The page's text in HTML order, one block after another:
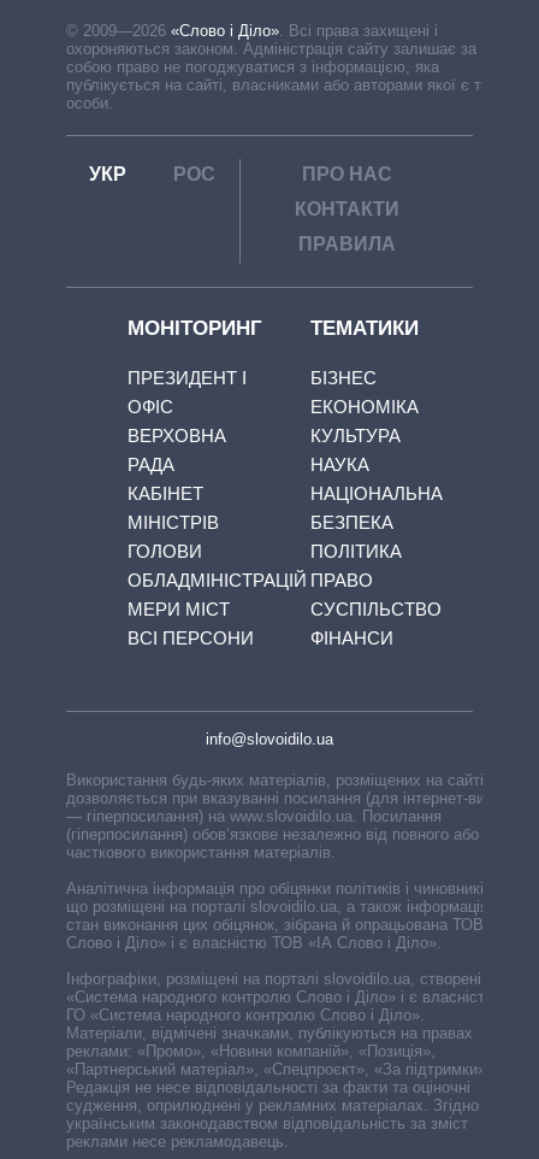
© 2009—2026 «Слово і Діло»
Всі права захищені і
охороняються законом. Адміністрація сайту залишає за
собою право не погоджуватися з інформацією, яка
публікується на сайті, власниками або авторами якої є треті
особи.
УКР РОС
ПРО НАС
КОНТАКТИ
ПРАВИЛА
МОНІТОРИНГ
ПРЕЗИДЕНТ І
ОФІС
ВЕРХОВНА
РАДА
КАБІНЕТ
МІНІСТРІВ
ГОЛОВИ
ОБЛАДМІНІСТРАЦІЙ
МЕРИ МІСТ
ВСІ ПЕРСОНИ
ТЕМАТИКИ
БІЗНЕС
ЕКОНОМІКА
КУЛЬТУРА
НАУКА
НАЦІОНАЛЬНА
БЕЗПЕКА
ПОЛІТИКА
ПРАВО
СУСПІЛЬСТВО
ФІНАНСИ
info@slovoidilo.ua
Використання будь-яких матеріалів, розміщених на сайті,
дозволяється при вказуванні посилання (для інтернет-видань
— гіперпосилання) на www.slovoidilo.ua. Посилання
(гіперпосилання) обов’язкове незалежно від повного або
часткового використання матеріалів.
Аналітична інформація про обіцянки політиків і чиновників,
що розміщені на порталі slovoidilo.ua, а також інформація про
стан виконання цих обіцянок, зібрана й опрацьована ТОВ «ІА
Слово і Діло» і є власністю ТОВ «ІА Слово і Діло».
Інфографіки, розміщені на порталі slovoidilo.ua, створені ГО
«Система народного контролю Слово і Діло» і є власністю
ГО «Система народного контролю Слово і Діло».
Матеріали, відмічені значками, публікуються на правах
реклами: «Промо», «Новини компаній», «Позиція»,
«Партнерський матеріал», «Спецпроєкт», «За підтримки».
Редакція не несе відповідальності за факти та оціночні
судження, оприлюднені у рекламних матеріалах. Згідно з
українським законодавством відповідальність за зміст
реклами несе рекламодавець.